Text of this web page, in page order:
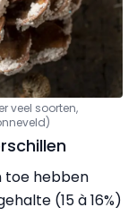
veel soorten,
toe hebben
(15 à 16%)